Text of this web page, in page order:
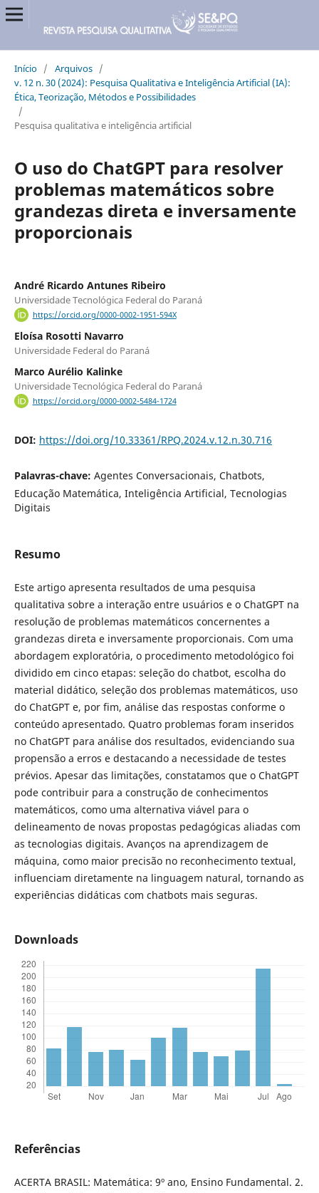
Início / Arquivos /
v. 12 n. 30 (2024): Pesquisa Qualitativa e Inteligência Artificial (IA):
Ética, Teorização, Métodos e Possibilidades
/
Pesquisa qualitativa e inteligência artificial
O uso do ChatGPT para resolver
problemas matemáticos sobre
grandezas direta e inversamente
proporcionais
André Ricardo Antunes Ribeiro
Universidade Tecnológica Federal do Paraná
https://orcid.org/0000-0002-1951-594X
Eloísa Rosotti Navarro
Universidade Federal do Paraná
Marco Aurélio Kalinke
Universidade Tecnológica Federal do Paraná
https://orcid.org/0000-0002-5484-1724
DOI: https://doi.org/10.33361/RPQ.2024.v.12.n.30.716
Palavras-chave: Agentes Conversacionais, Chatbots,
Educação Matemática, Inteligência Artificial, Tecnologias
Digitais
Resumo
Este artigo apresenta resultados de uma pesquisa
qualitativa sobre a interação entre usuários e o ChatGPT na
resolução de problemas matemáticos concernentes a
grandezas direta e inversamente proporcionais. Com uma
abordagem exploratória, o procedimento metodológico foi
dividido em cinco etapas: seleção do chatbot, escolha do
material didático, seleção dos problemas matemáticos, uso
do ChatGPT e, por fim, análise das respostas conforme o
conteúdo apresentado. Quatro problemas foram inseridos
no ChatGPT para análise dos resultados, evidenciando sua
propensão a erros e destacando a necessidade de testes
prévios. Apesar das limitações, constatamos que o ChatGPT
pode contribuir para a construção de conhecimentos
matemáticos, como uma alternativa viável para o
delineamento de novas propostas pedagógicas aliadas com
as tecnologias digitais. Avanços na aprendizagem de
máquina, como maior precisão no reconhecimento textual,
influenciam diretamente na linguagem natural, tornando as
experiências didáticas com chatbots mais seguras.
Downloads
Referências
ACERTA BRASIL: Matemática: 9º ano, Ensino Fundamental. 2.